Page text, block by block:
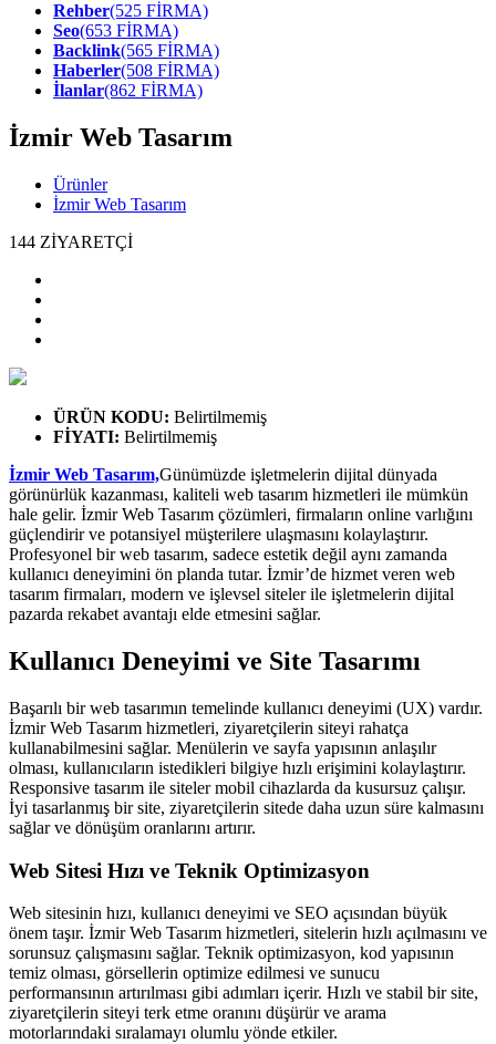
Rehber(525 FİRMA)
Seo(653 FİRMA)
Backlink(565 FİRMA)
Haberler(508 FİRMA)
İlanlar(862 FİRMA)
İzmir Web Tasarım
Ürünler
İzmir Web Tasarım
144 ZİYARETÇİ
ÜRÜN KODU: Belirtilmemiş
FİYATI: Belirtilmemiş
İzmir Web Tasarım,Günümüzde işletmelerin dijital dünyada
görünürlük kazanması, kaliteli web tasarım hizmetleri ile mümkün
hale gelir. İzmir Web Tasarım çözümleri, firmaların online varlığını
güçlendirir ve potansiyel müşterilere ulaşmasını kolaylaştırır.
Profesyonel bir web tasarım, sadece estetik değil aynı zamanda
kullanıcı deneyimini ön planda tutar. İzmir’de hizmet veren web
tasarım firmaları, modern ve işlevsel siteler ile işletmelerin dijital
pazarda rekabet avantajı elde etmesini sağlar.
Kullanıcı Deneyimi ve Site Tasarımı
Başarılı bir web tasarımın temelinde kullanıcı deneyimi (UX) vardır.
İzmir Web Tasarım hizmetleri, ziyaretçilerin siteyi rahatça
kullanabilmesini sağlar. Menülerin ve sayfa yapısının anlaşılır
olması, kullanıcıların istedikleri bilgiye hızlı erişimini kolaylaştırır.
Responsive tasarım ile siteler mobil cihazlarda da kusursuz çalışır.
İyi tasarlanmış bir site, ziyaretçilerin sitede daha uzun süre kalmasını
sağlar ve dönüşüm oranlarını artırır.
Web Sitesi Hızı ve Teknik Optimizasyon
Web sitesinin hızı, kullanıcı deneyimi ve SEO açısından büyük
önem taşır. İzmir Web Tasarım hizmetleri, sitelerin hızlı açılmasını ve
sorunsuz çalışmasını sağlar. Teknik optimizasyon, kod yapısının
temiz olması, görsellerin optimize edilmesi ve sunucu
performansının artırılması gibi adımları içerir. Hızlı ve stabil bir site,
ziyaretçilerin siteyi terk etme oranını düşürür ve arama
motorlarındaki sıralamayı olumlu yönde etkiler.